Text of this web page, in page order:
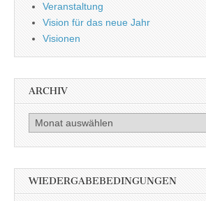
Veranstaltung
Vision für das neue Jahr
Visionen
ARCHIV
Archiv
WIEDERGABEBEDINGUNGEN